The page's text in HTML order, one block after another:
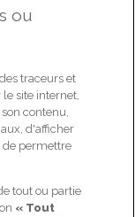
nous ?
/ Postuler ?
ou
traceurs et
site internet,
contenu,
d'afficher
de permettre
tout ou partie
« Tout